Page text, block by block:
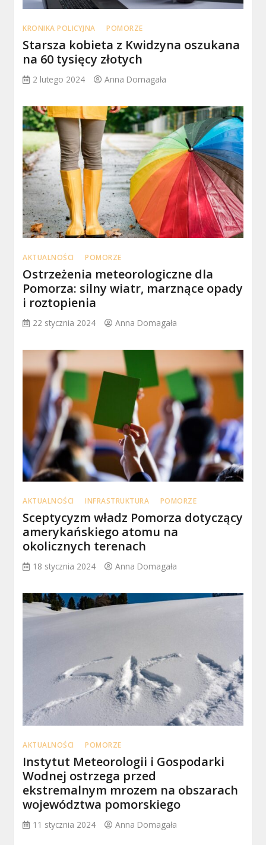
KRONIKA POLICYJNA POMORZE
Starsza kobieta z Kwidzyna oszukana
na 60 tysięcy złotych
2 lutego 2024 Anna Domagała
AKTUALNOŚCI POMORZE
Ostrzeżenia meteorologiczne dla
Pomorza: silny wiatr, marznące opady
i roztopienia
22 stycznia 2024 Anna Domagała
AKTUALNOŚCI INFRASTRUKTURA POMORZE
Sceptycyzm władz Pomorza dotyczący
amerykańskiego atomu na
okolicznych terenach
18 stycznia 2024 Anna Domagała
AKTUALNOŚCI POMORZE
Instytut Meteorologii i Gospodarki
Wodnej ostrzega przed
ekstremalnym mrozem na obszarach
województwa pomorskiego
11 stycznia 2024 Anna Domagała